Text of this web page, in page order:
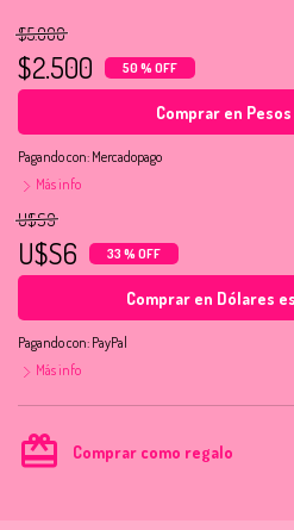
$5.000
$2.500 50 % OFF
Comprar en
Pagando con: Mercadopago
Más info
U$S9
U$S6 33 % OFF
Comprar en Dólares
Pagando con: PayPal
Más info
card_giftcard Comprar como regalo